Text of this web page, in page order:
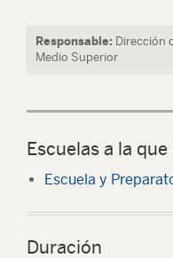
Responsable: Dirección
Medio Superior
Escuelas a la
Escuela y
Duración